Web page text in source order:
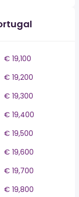
€ 19,100
€ 19,200
€ 19,300
€ 19,400
€ 19,500
€ 19,600
€ 19,700
€ 19,800